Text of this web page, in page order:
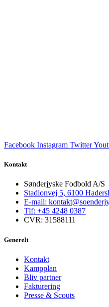
Facebook Instagram Twitter
Kontakt
Sønderjyske Fodbold A/S
Stadionvej 5, 6100
E-mail:
Tlf: +45 4248 0387
CVR: 31588111
Generelt
Kontakt
Kampplan
Bliv partner
Fakturering
Presse & Scouts